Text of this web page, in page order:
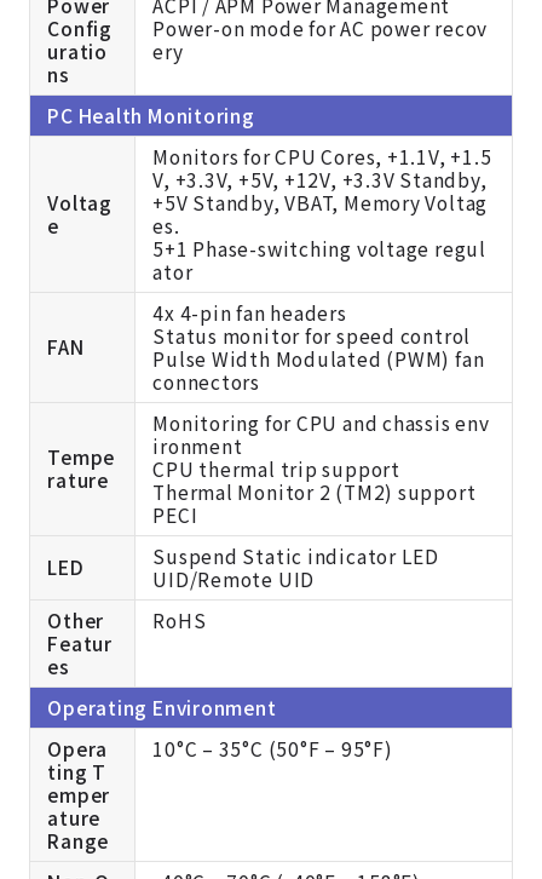
Config
uratio
ns
Power-on mode for AC power recov
ery
PC Health Monitoring
Voltag
e
Monitors for CPU Cores, +1.1V, +1.5
V, +3.3V, +5V, +12V, +3.3V Standby,
+5V Standby, VBAT, Memory Voltag
es.
5+1 Phase-switching voltage regul
ator
FAN
4x 4-pin fan headers
Status monitor for speed control
Pulse Width Modulated (PWM) fan
connectors
Tempe
rature
Monitoring for CPU and chassis env
ironment
CPU thermal trip support
Thermal Monitor 2 (TM2) support
PECI
LED
Suspend Static indicator LED
UID/Remote UID
Other
Featur
es
RoHS
Operating Environment
Opera
ting T
emper
ature
Range
10°C – 35°C (50°F – 95°F)